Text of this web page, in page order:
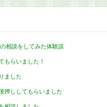
相談をしてみた体験談
もらいました！
ました
押ししてもらいました